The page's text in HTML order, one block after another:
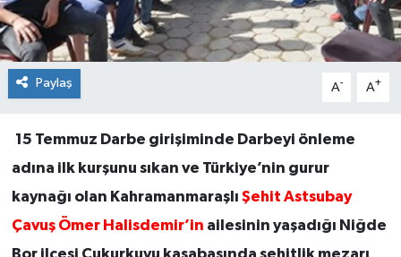
Paylaş A- A+
15 Temmuz Darbe girişiminde Darbeyi önleme
adına ilk kurşunu sıkan ve Türkiye’nin gurur
kaynağı olan Kahramanmaraşlı Şehit Astsubay
Çavuş Ömer Halisdemir’in ailesinin yaşadığı Niğde